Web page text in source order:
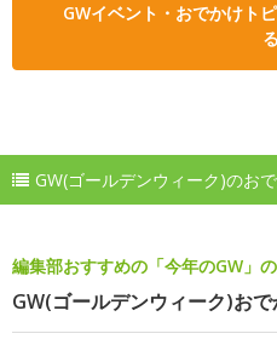
GWイベント・おでかけト
る
GW(ゴールデンウィーク)のお
編集部おすすめの「今年のGW」
GW(ゴールデンウィーク)お